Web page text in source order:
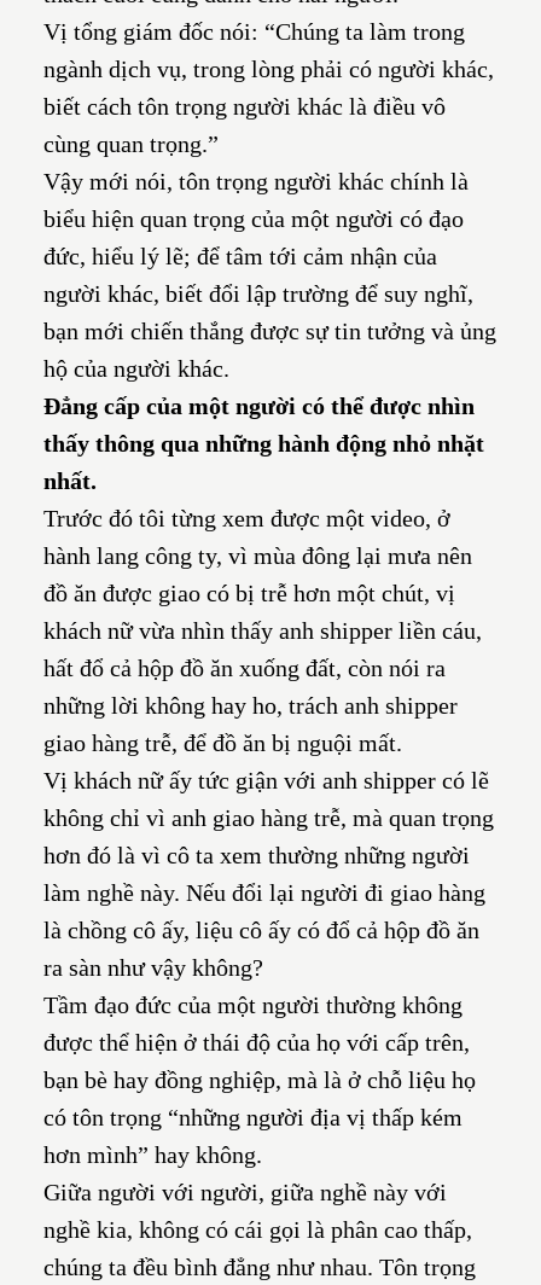
Vị tổng giám đốc nói: “Chúng ta làm trong
ngành dịch vụ, trong lòng phải có người khác,
biết cách tôn trọng người khác là điều vô
cùng quan trọng.”
Vậy mới nói, tôn trọng người khác chính là
biểu hiện quan trọng của một người có đạo
đức, hiểu lý lẽ; để tâm tới cảm nhận của
người khác, biết đổi lập trường để suy nghĩ,
bạn mới chiến thắng được sự tin tưởng và ủng
hộ của người khác.
Đẳng cấp của một người có thể được nhìn
thấy thông qua những hành động nhỏ nhặt
nhất.
Trước đó tôi từng xem được một video, ở
hành lang công ty, vì mùa đông lại mưa nên
đồ ăn được giao có bị trễ hơn một chút, vị
khách nữ vừa nhìn thấy anh shipper liền cáu,
hất đổ cả hộp đồ ăn xuống đất, còn nói ra
những lời không hay ho, trách anh shipper
giao hàng trễ, để đồ ăn bị nguội mất.
Vị khách nữ ấy tức giận với anh shipper có lẽ
không chỉ vì anh giao hàng trễ, mà quan trọng
hơn đó là vì cô ta xem thường những người
làm nghề này. Nếu đổi lại người đi giao hàng
là chồng cô ấy, liệu cô ấy có đổ cả hộp đồ ăn
ra sàn như vậy không?
Tầm đạo đức của một người thường không
được thể hiện ở thái độ của họ với cấp trên,
bạn bè hay đồng nghiệp, mà là ở chỗ liệu họ
có tôn trọng “những người địa vị thấp kém
hơn mình” hay không.
Giữa người với người, giữa nghề này với
nghề kia, không có cái gọi là phân cao thấp,
chúng ta đều bình đẳng như nhau. Tôn trọng